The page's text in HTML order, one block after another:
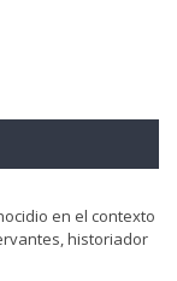
en el contexto
historiador